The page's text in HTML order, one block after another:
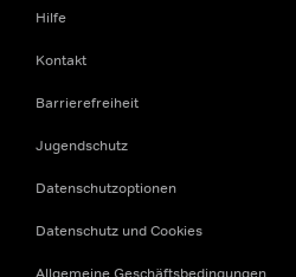
Hilfe
Kontakt
Barrierefreiheit
Jugendschutz
Datenschutzoptionen
Datenschutz und Cookies